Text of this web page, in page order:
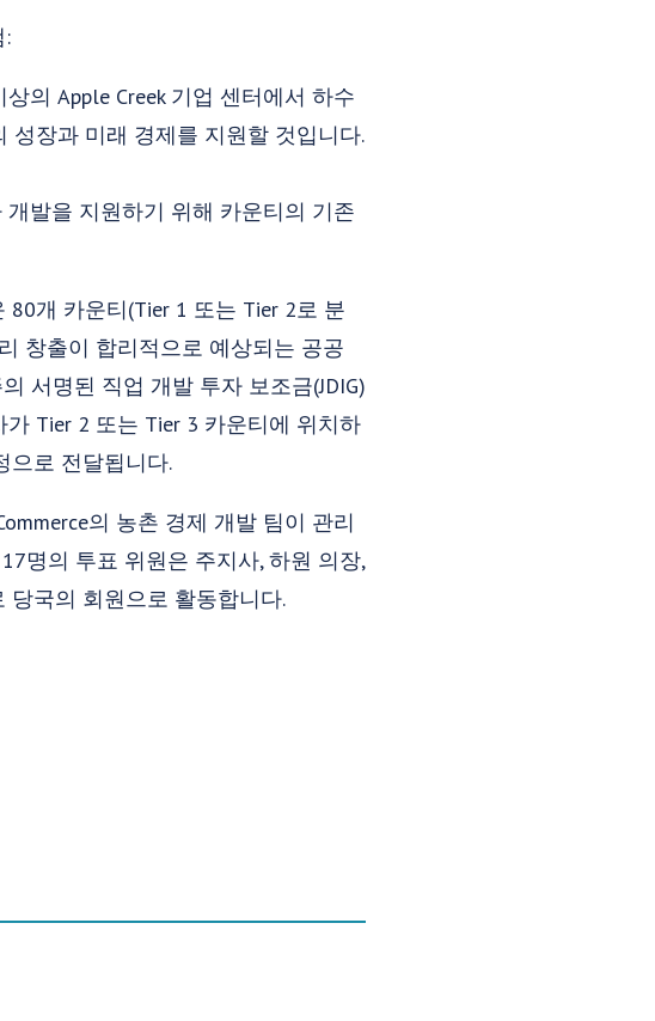
:
의 Apple Creek 기업 센터에서 하수
장과 미래 경제를 지원할 것입니다.
개발을 지원하기 위해 카운티의 기존
개 카운티(Tier 1 또는 Tier 2로 분
창출이 합리적으로 예상되는 공공
서명된 직업 개발 투자 보조금(JDIG)
Tier 2 또는 Tier 3 카운티에 위치하
으로 전달됩니다.
의 농촌 경제 개발 팀이 관리
명의 투표 위원은 주지사, 하원 의장,
당국의 회원으로 활동합니다.